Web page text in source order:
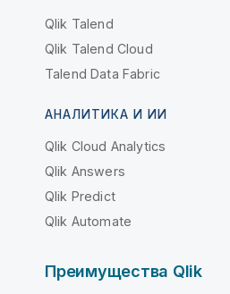
Qlik Talend
Qlik Talend Cloud
Talend Data Fabric
АНАЛИТИКА И ИИ
Qlik Cloud Analytics
Qlik Answers
Qlik Predict
Qlik Automate
Преимущества Qlik